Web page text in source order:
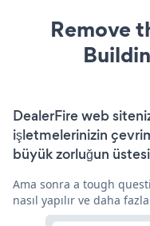
Remove
DealerFire web
işletmelerinizin
büyük zorluğun
Ama sonra a tough
nasıl yapılır ve daha